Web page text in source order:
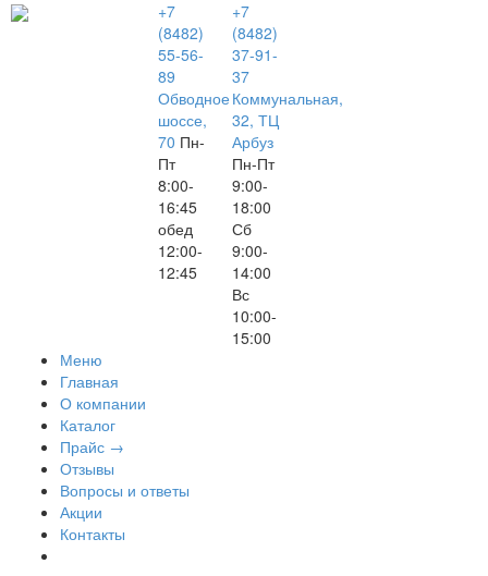
+7
(8482)
55-56-
89
Обводное
шоссе,
70 Пн-
Пт
8:00-
16:45
обед
12:00-
12:45
+7
(8482)
37-91-
37
Коммунальная,
32, ТЦ
Арбуз
Пн-Пт
9:00-
18:00
Сб
9:00-
14:00
Вс
10:00-
15:00
Меню
Главная
О компании
Каталог
Прайс →
Отзывы
Вопросы и ответы
Акции
Контакты